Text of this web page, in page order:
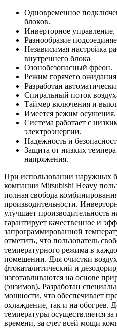
Одновременное
блоков.
Инверторное управление.
Разнообразие
Независимая настройка
внутреннего блока
Озонобезопасный фреон.
Режим горячего
Разработан
Спиральный поток
Таймер включения и
Имеется режим осушения.
Система работает с
электроэнергии.
Надежность и
Защита от низких
напряжения.
При использовании наружных
компании Mitsubishi Heavy
полная свобода
производительности.
улучшает производительность
гарантирует качественное и
запрограммированной
отметить, что пользователь
температурного режима в
помещении. Для очистки
фтокаталитический и
изготавливаются на основе
(энзимов). Разработан
мощности, что обеспечивает
охлаждение, так и на обогрев.
температуры осуществляется
времени, за счет всей мощи